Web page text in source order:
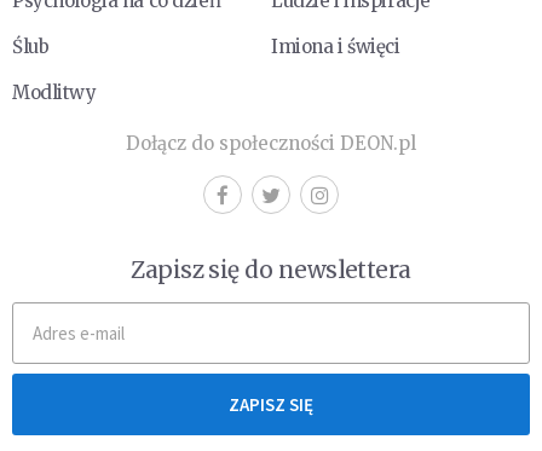
Ślub
Imiona i święci
Modlitwy
Dołącz do społeczności DEON.pl
Zapisz się do newslettera
ZAPISZ SIĘ